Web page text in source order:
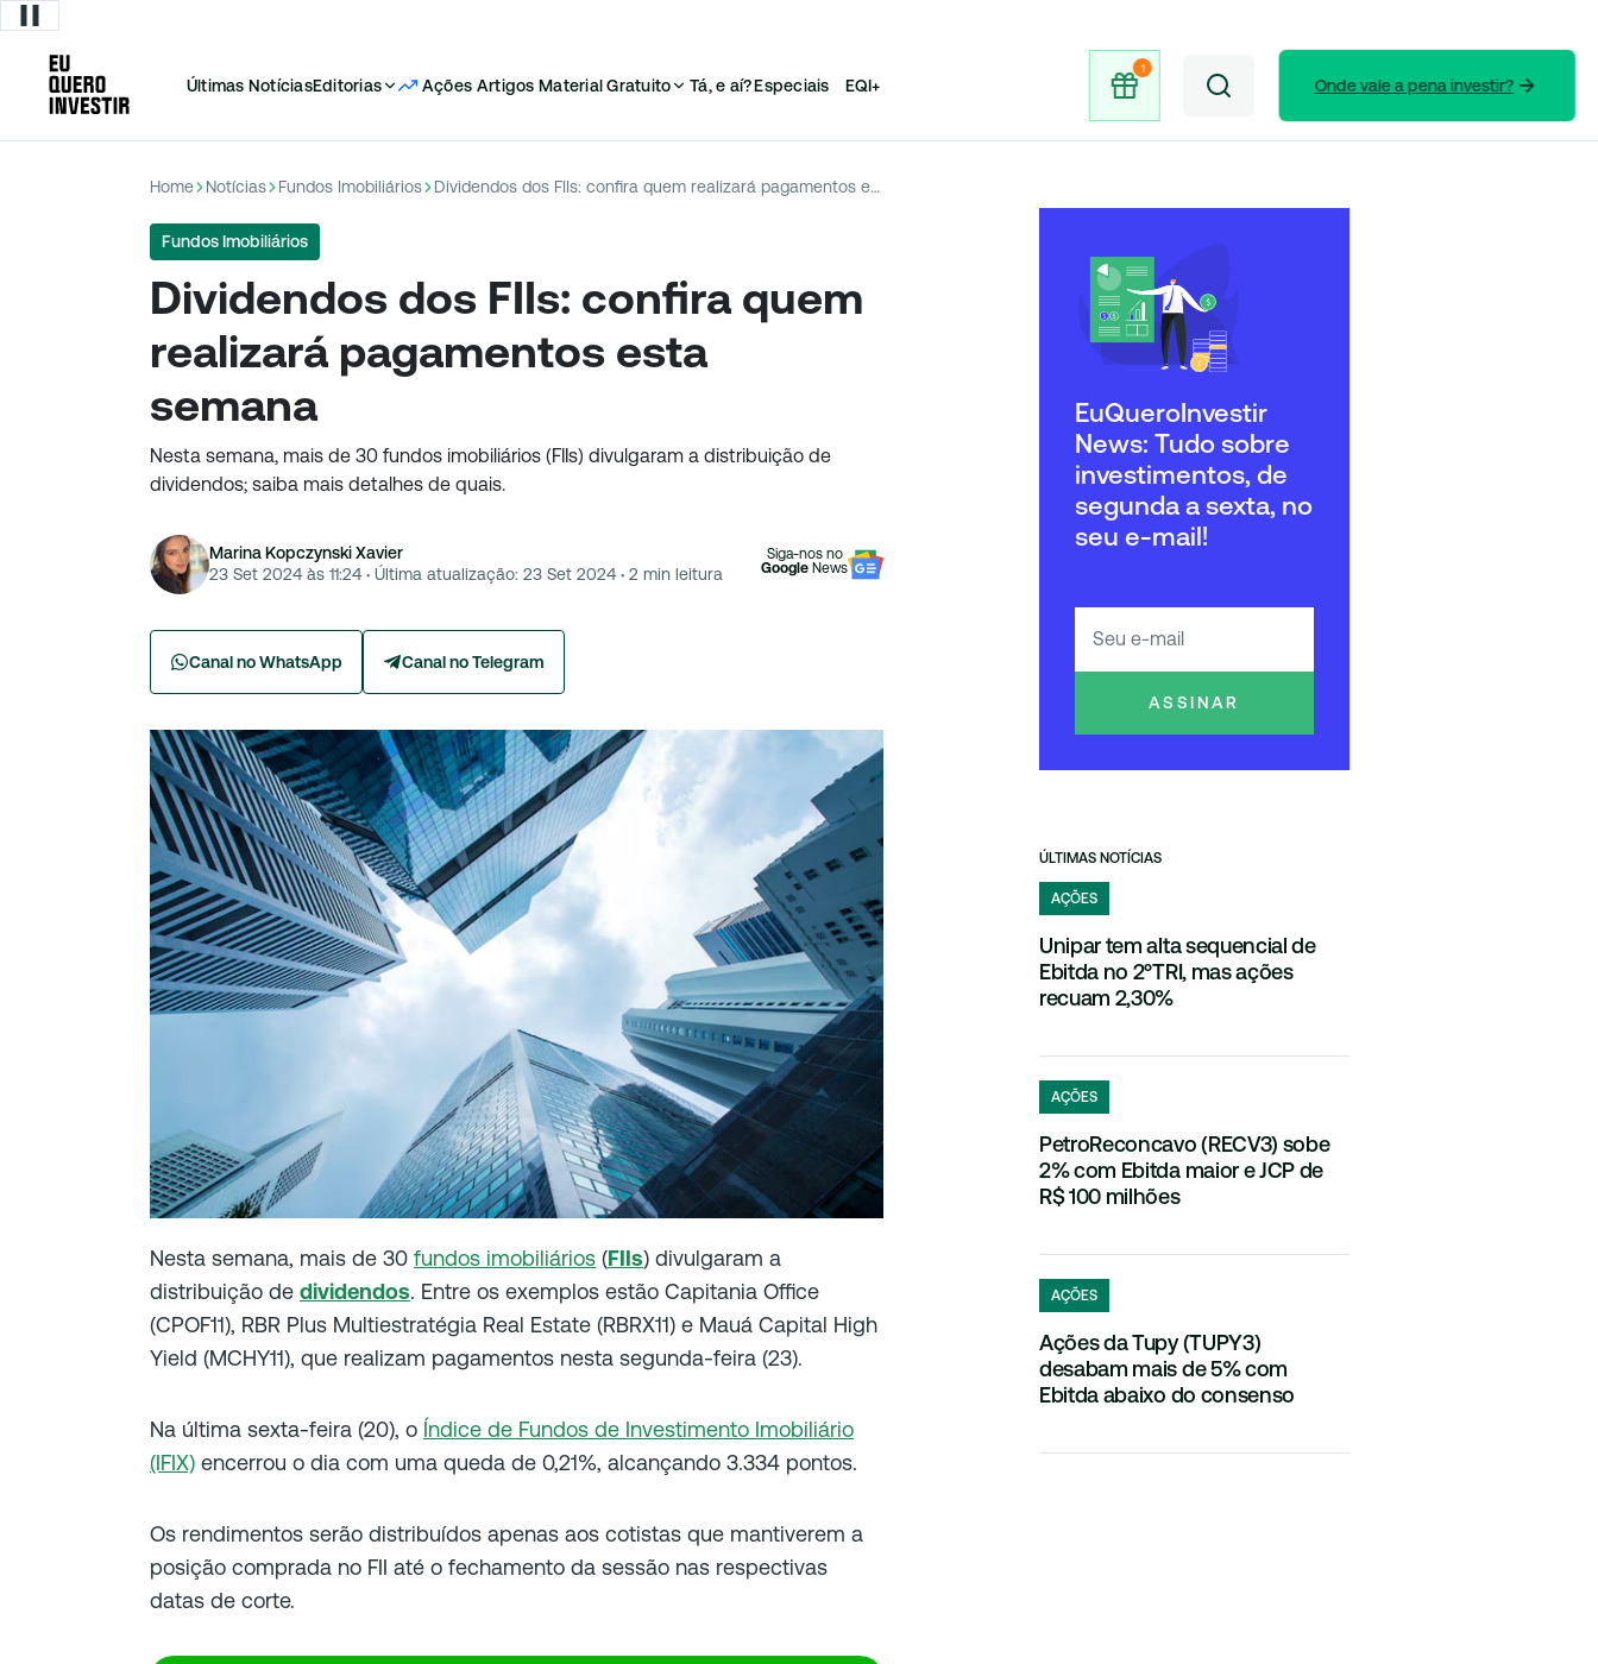
Últimas NotíciasEditorias Ações Artigos Material Gratuito Tá, e aí?Especiais EQI+ Onde vale a pena investir?
Home Notícias Fundos Imobiliários Dividendos dos FIIs: confira quem realizará pagamentos esta semana
Fundos Imobiliários
Dividendos dos FIIs: confira quem
realizará pagamentos esta
semana
Nesta semana, mais de 30 fundos imobiliários (FIIs) divulgaram a distribuição de
dividendos; saiba mais detalhes de quais.
Marina Kopczynski Xavier
23 Set 2024 às 11:24 · Última atualização: 23 Set 2024 · 2 min leitura
Siga-nos no
Google News
Canal no WhatsApp Canal no Telegram
Nesta semana, mais de 30 fundos imobiliários (FIIs) divulgaram a
distribuição de dividendos. Entre os exemplos estão Capitania Office
(CPOF11), RBR Plus Multiestratégia Real Estate (RBRX11) e Mauá Capital High
Yield (MCHY11), que realizam pagamentos nesta segunda-feira (23).
Na última sexta-feira (20), o Índice de Fundos de Investimento Imobiliário
(IFIX) encerrou o dia com uma queda de 0,21%, alcançando 3.334 pontos.
Os rendimentos serão distribuídos apenas aos cotistas que mantiverem a
posição comprada no FII até o fechamento da sessão nas respectivas
datas de corte.
EuQueroInvestir
News: Tudo sobre
investimentos, de
segunda a sexta, no
seu e-mail!
ASSINAR
ÚLTIMAS NOTÍCIAS
AÇÕES
Unipar tem alta sequencial de
Ebitda no 2ºTRI, mas ações
recuam 2,30%
AÇÕES
PetroReconcavo (RECV3) sobe
2% com Ebitda maior e JCP de
R$ 100 milhões
AÇÕES
Ações da Tupy (TUPY3)
desabam mais de 5% com
Ebitda abaixo do consenso